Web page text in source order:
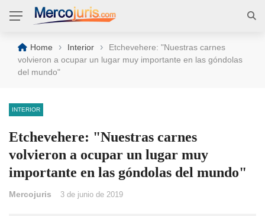
Home › Interior ›
Etchevehere: "Nuestras carnes
volvieron a ocupar un lugar muy importante en las góndolas
del mundo"
INTERIOR
Etchevehere: "Nuestras carnes
volvieron a ocupar un lugar muy
importante en las góndolas del mundo"
Mercojuris 3 de junio de 2019